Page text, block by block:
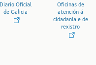
Diario Oficial
de Galicia
Oficinas de
atención á
cidadanía e de
rexistro